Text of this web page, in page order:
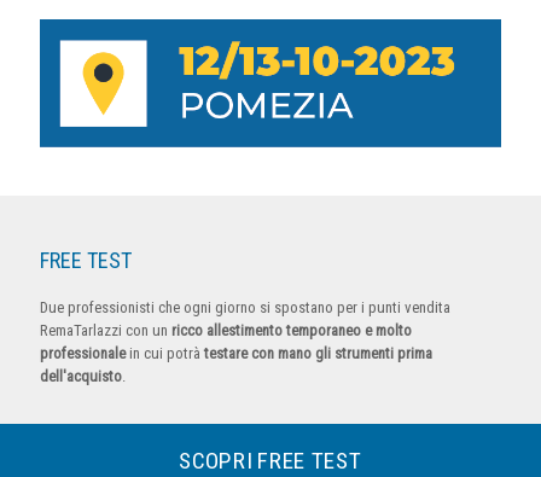
FREE TEST
Due professionisti che ogni giorno si spostano per i punti vendita
RemaTarlazzi con un ricco allestimento temporaneo e molto
professionalein cui potràtestare con mano gli strumenti prima
dell'acquisto.
SCOPRI FREE TEST